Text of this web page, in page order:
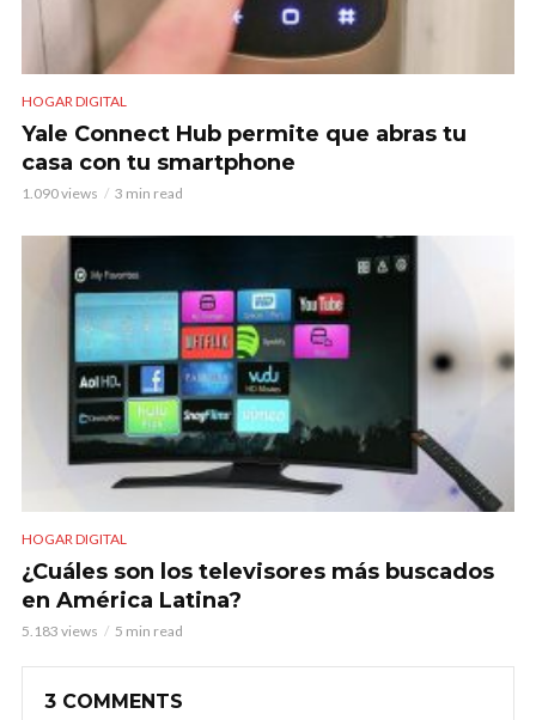
HOGAR DIGITAL
Yale Connect Hub permite que abras tu
casa con tu smartphone
1.090 views 3 min read
HOGAR DIGITAL
¿Cuáles son los televisores más buscados
en América Latina?
5.183 views 5 min read
3 COMMENTS